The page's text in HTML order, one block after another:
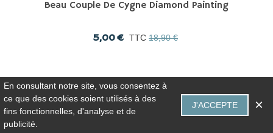
Beau Couple De Cygne Diamond Painting
5,00 € TTC 18,90 €
En consultant notre site, vous consentez à
ce que des cookies soient utilisés à des
fins fonctionnelles, d'analyse et de
publicité.
J'ACCEPTE ×